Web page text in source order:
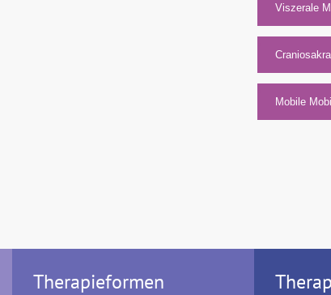
Viszerale
Mobile
Therapieformen